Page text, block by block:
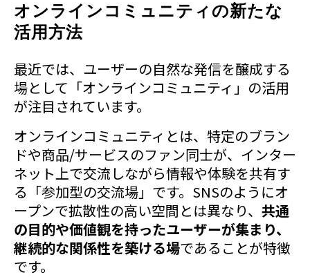
オンラインコミュニティの新たな
活用方法
最近では、ユーザーの自然な発信を醸成する
場として「オンラインコミュニティ」の活用
が注目されています。
オンラインコミュニティとは、特定のブラン
ドや商品/サービスのファン同士が、インター
ネット上で交流しながら情報や体験を共有す
る「参加型の交流場」です。SNSのようにオ
ープンで拡散性の高い空間とは異なり、 共通
の目的や価値観を持ったユーザーが集まり、
継続的な関係性を築ける場であることが特徴
です。